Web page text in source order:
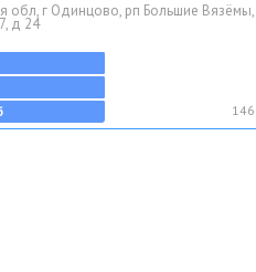
обл, г Одинцово, рп Большие Вязёмы,
д 24